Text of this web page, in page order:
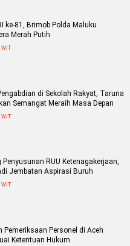
ke-81, Brimob Polda Maluku
Merah Putih
WIT
di Sekolah Rakyat, Taruna
Semangat Meraih Masa Depan
WIT
Penyusunan RUU Ketenagakerjaan,
Jembatan Aspirasi Buruh
WIT
Pemeriksaan Personel di Aceh
Ketentuan Hukum